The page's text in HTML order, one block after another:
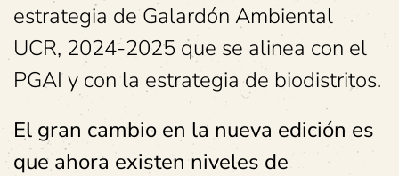
estrategia de Galardón Ambiental
UCR, 2024-2025 que se alinea con el
PGAI y con la estrategia de biodistritos.
El gran cambio en la nueva edición es
que ahora existen niveles de